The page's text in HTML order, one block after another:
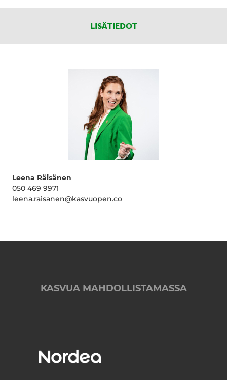
LISÄTIEDOT
Leena Räisänen
050 469 9971
leena.raisanen@kasvuopen.co
KASVUA MAHDOLLISTAMASSA